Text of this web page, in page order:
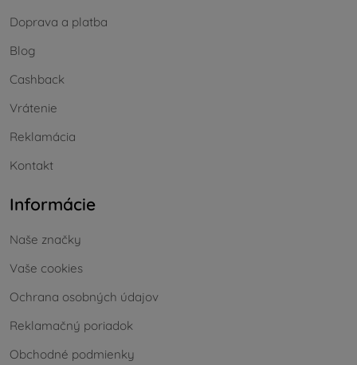
Doprava a platba
Blog
Cashback
Vrátenie
Reklamácia
Kontakt
Informácie
Naše značky
Vaše cookies
Ochrana osobných údajov
Reklamačný poriadok
Obchodné podmienky